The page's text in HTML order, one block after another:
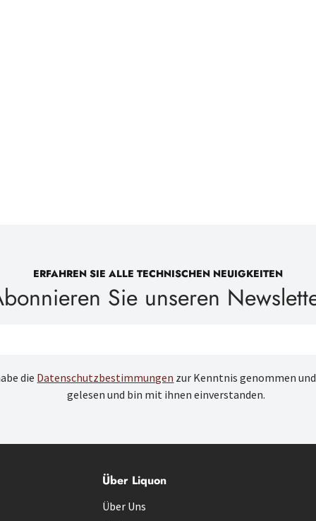
ERFAHREN SIE ALLE TECHNISCHEN NEUIGKEITEN
Sie unseren
die Datenschutzbestimmungen zur Kenntnis genommen
gelesen und bin mit ihnen einverstanden.
Über Liquon
Über Uns